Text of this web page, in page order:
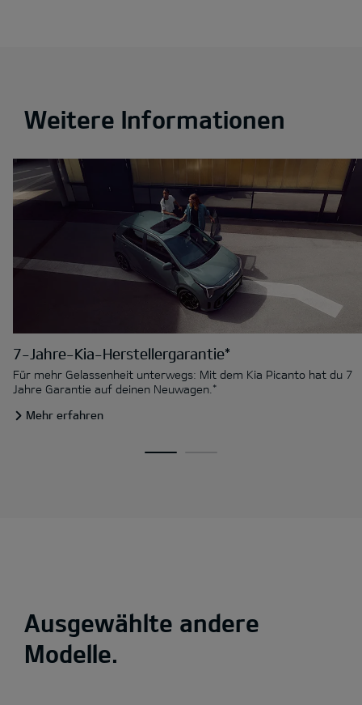
Weitere Informationen
7-Jahre-Kia-Herstellergarantie*
Für mehr Gelassenheit unterwegs: Mit dem Kia Picanto hat du 7
Jahre Garantie auf deinen Neuwagen.*
Mehr erfahren
Ausgewählte andere
Modelle.